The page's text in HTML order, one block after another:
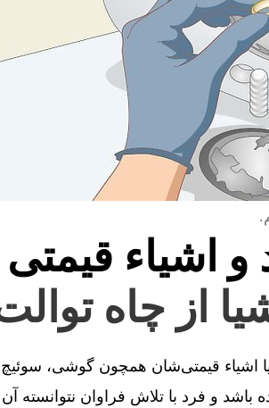
و اشیاء
از چاه
یا اشیاء قیمتی‌شان همچون گوشی،
و فرد با تلاش فراوان نتوانسته آن